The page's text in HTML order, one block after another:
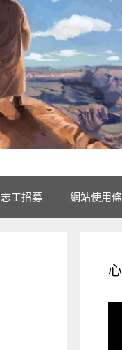
志工招募 網站使用